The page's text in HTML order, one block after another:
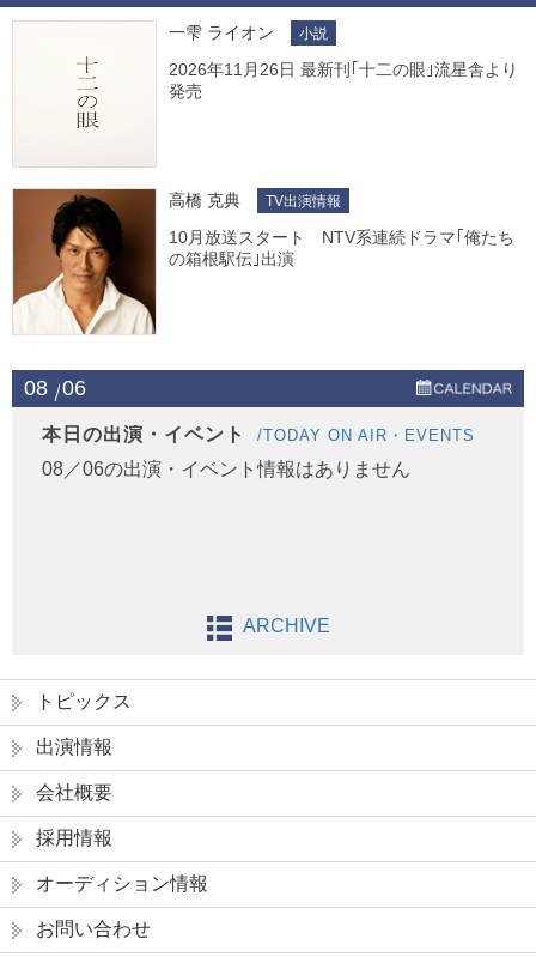
一雫 ライオン 小説
2026年11月26日 最新刊｢十二の眼｣流星舎より
発売
高橋 克典 TV出演情報
10月放送スタート NTV系連続ドラマ｢俺たち
の箱根駅伝｣出演
08 06
本日の出演・イベント /TODAY ON AIR・EVENTS
08／06の出演・イベント情報はありません
ARCHIVE
トピックス
出演情報
会社概要
採用情報
オーディション情報
お問い合わせ